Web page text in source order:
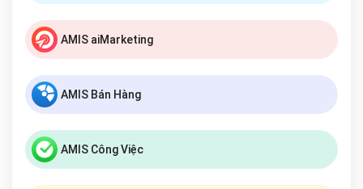
AMIS aiMarketing
AMIS Bán Hàng
AMIS Công Việc